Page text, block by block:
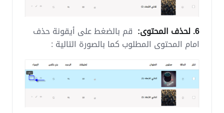
6. لحذف المحتوى:
قم بالضغط على أيقونة حذف
امام المحتوى المطلوب كما بالصورة التالية :